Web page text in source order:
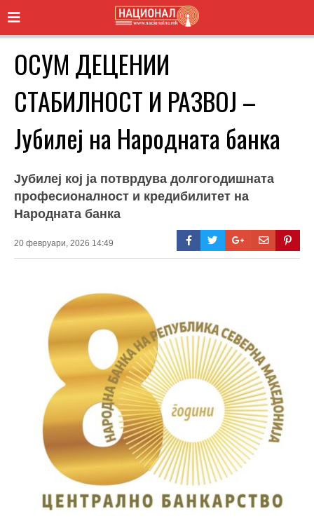
ОСУМ ДЕЦЕНИИ
СТАБИЛНОСТ И РАЗВОЈ –
Јубилеј на Народната банка
Јубилеј кој ја потврдува долгогодишната
професионалност и кредибилитет на
Народната банка
20 февруари, 2026 14:49